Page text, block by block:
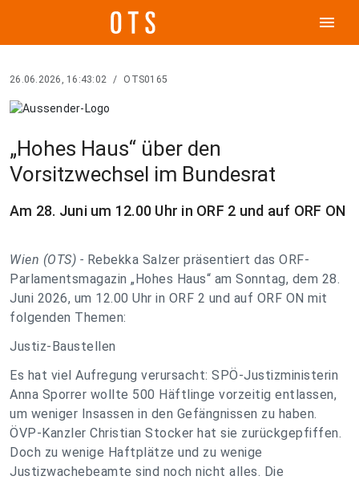
menu
26.06.2026, 16:43:02 / OTS0165
„Hohes Haus“ über den
Vorsitzwechsel im Bundesrat
Am 28. Juni um 12.00 Uhr in ORF 2 und auf ORF ON
Wien (OTS) - Rebekka Salzer präsentiert das ORF-
Parlamentsmagazin „Hohes Haus“ am Sonntag, dem 28.
Juni 2026, um 12.00 Uhr in ORF 2 und auf ORF ON mit
folgenden Themen:
Justiz-Baustellen
Es hat viel Aufregung verursacht: SPÖ-Justizministerin
Anna Sporrer wollte 500 Häftlinge vorzeitig entlassen,
um weniger Insassen in den Gefängnissen zu haben.
ÖVP-Kanzler Christian Stocker hat sie zurückgepfiffen.
Doch zu wenige Haftplätze und zu wenige
Justizwachebeamte sind noch nicht alles. Die